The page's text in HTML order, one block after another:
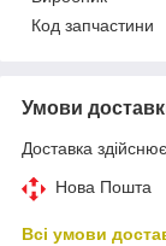
Код запчастини
Умови
Доставка
Нова Пошта
Всі умови